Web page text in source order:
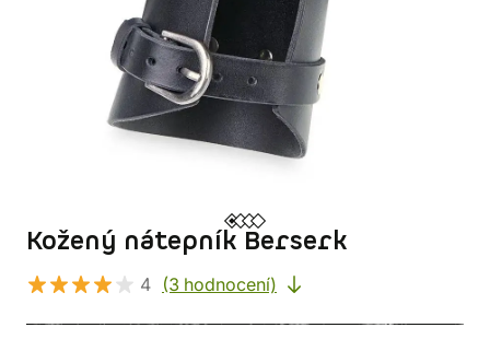
Kožený nátepník Berserk
4 (3 hodnocení)